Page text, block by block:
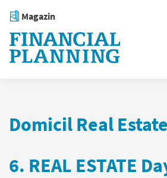
Magazin
Domicil Real
6. REAL ESTATE